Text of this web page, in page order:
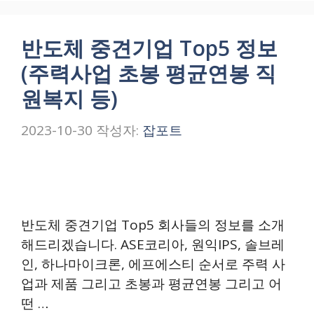
반도체 중견기업 Top5 정보
(주력사업 초봉 평균연봉 직
원복지 등)
2023-10-30 작성자: 잡포트
반도체 중견기업 Top5 회사들의 정보를 소개
해드리겠습니다. ASE코리아, 원익IPS, 솔브레
인, 하나마이크론, 에프에스티 순서로 주력 사
업과 제품 그리고 초봉과 평균연봉 그리고 어
떤 …